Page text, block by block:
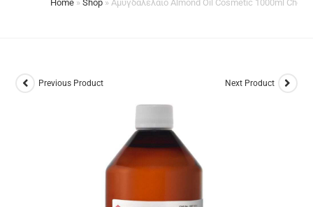
Home »Shop »Αμυγδαλέλαιο Almond Oil Cosmetic 1000ml
Previous Product Next Product